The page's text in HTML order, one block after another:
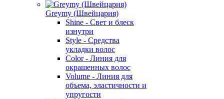
Greymy (Швейцария)
Shine - Свет и блеск
изнутри
Style - Средства
укладки волос
Color - Линия для
окрашенных волос
Volume - Линия для
объема, эластичности и
упругости